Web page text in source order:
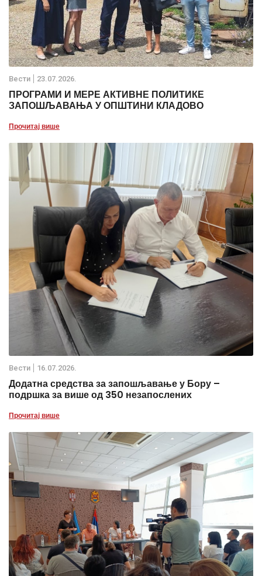
Вести 23.07.2026.
ПРОГРАМИ И МЕРЕ АКТИВНЕ ПОЛИТИКЕ
ЗАПОШЉАВАЊА У ОПШТИНИ КЛАДОВО
Прочитај више
Вести 16.07.2026.
Додатна средства за запошљавање у Бору –
подршка за више од 350 незапослених
Прочитај више